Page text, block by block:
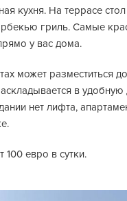
кухня. На террасе
гриль. Самые
у вас дома.
может разместиться
в удобную
нет лифта,
100 евро в сутки.